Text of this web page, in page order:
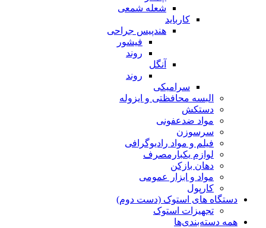
شعله شمعی
کارباید
هندپیس جراحی
فیشور
روند
آنگل
روند
سرامیکی
البسه محافظتی و ایزوله
دستکش
مواد ضدعفونی
سرسوزن
فیلم و مواد رادیوگرافی
لوازم یکبارمصرف
دهان بازکن
مواد و ابزار عمومی
کارپول
دستگاه های استوک (دست دوم)
تجهیزات استوک
همه دسته‌بندی‌ها